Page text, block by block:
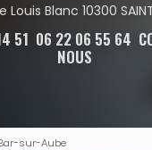
Louis Blanc 10300
51 06 22 06 55 64
NOUS
sur-Aube